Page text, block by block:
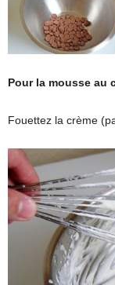
Pour la mousse au
Fouettez la crème